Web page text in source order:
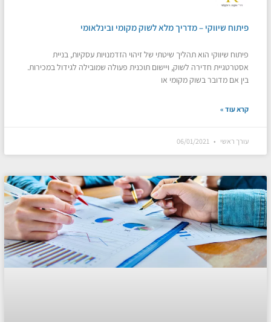
פיתוח שיווקי – מדריך מלא לשוק מקומי ובינלאומי
פיתוח שיווקי הוא תהליך שיטתי של זיהוי הזדמנויות עסקיות, בניית
אסטרטגיית חדירה לשוק, ויישום תוכנית פעולה שמובילה לגידול במכירות.
בין אם מדובר בשוק מקומי או
קרא עוד »
עורך ראשי